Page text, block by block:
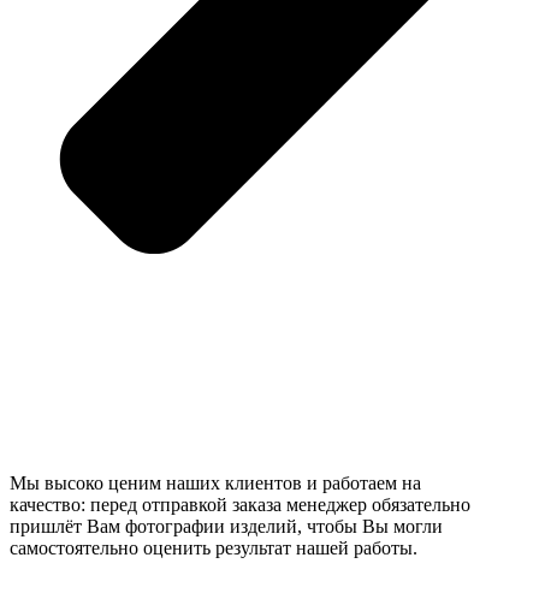
Мы высоко ценим наших клиентов и работаем на
качество: перед отправкой заказа менеджер обязательно
пришлёт Вам фотографии изделий, чтобы Вы могли
самостоятельно оценить результат нашей работы.